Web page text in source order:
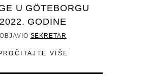
U GÖTEBORGU
2022. GODINE
OBJAVIO SEKRETAR
VIŠE